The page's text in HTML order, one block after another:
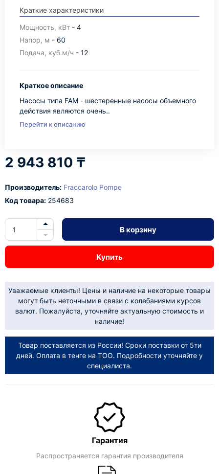
Краткие характеристики
Мощность, кВт - 4
Напор, м - 60
Подача, куб.м/ч - 12
Краткое описание
Насосы типа FAМ - шестеренные насосы объемного
действия являются очень..
Перейти к описанию
2 943 810 ₸
Производитель: Fraccarolo Pompe
Код товара: 254683
В корзину
Купить
Уважаемые клиенты! Цены и наличие на некоторые товары
могут быть неточными в связи с колебаниями курсов
валют. Пожалуйста, уточняйте актуальную стоимость и
наличие!
Товар поставляется из России! Сроки поставки от 5ти
дней. Оплата в тенге на ТОО. Подробности уточняйте у
специалиста.
Гарантия
Распространяется гарантия производителя